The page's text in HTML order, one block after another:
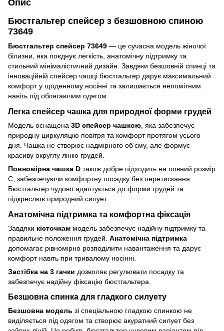
Опис
Бюстгальтер спейсер з безшовною спиною
73649
Бюстгальтер спейсер 73649 — це сучасна модель жіночої
білизни, яка поєднує легкість, анатомічну підтримку та
стильний мінімалістичний дизайн. Завдяки безшовній спинці та
інноваційній спейсер чашці бюстгальтер дарує максимальний
комфорт у щоденному носінні та залишається непомітним
навіть під облягаючим одягом.
Легка спейсер чашка для природної форми грудей
Модель оснащена 3D спейсер чашкою , яка забезпечує
природну циркуляцію повітря та комфорт протягом усього
дня. Чашка не створює надмірного об’єму, але формує
красиву округлу лінію грудей.
Повномірна чашка D також добре підходить на повний розмір
C, забезпечуючи комфортну посадку без перетискання.
Бюстгальтер чудово адаптується до форми грудей та
підкреслює природний силует.
Анатомічна підтримка та комфортна фіксація
Завдяки кісточкам модель забезпечує надійну підтримку та
правильне положення грудей. Анатомічна підтримка
допомагає рівномірно розподілити навантаження та дарує
комфорт навіть при тривалому носінні.
Застібка на 3 гачки дозволяє регулювати посадку та
забезпечує надійну фіксацію бюстгальтера.
Безшовна спинка для гладкого силуету
Безшовна модель зі спеціальною гладкою спинкою не
виділяється під одягом та створює акуратний силует без